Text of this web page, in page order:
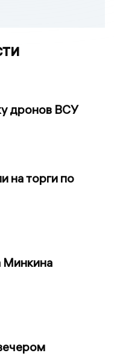
дронов ВСУ
на торги по
Минкина